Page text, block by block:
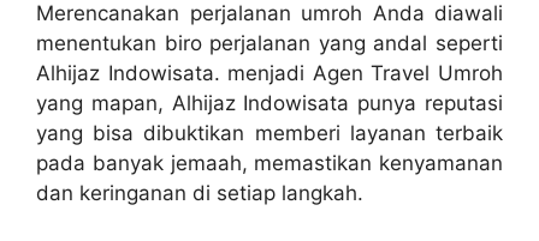
Merencanakan perjalanan umroh Anda diawali
menentukan biro perjalanan yang andal seperti
Alhijaz Indowisata. menjadi Agen Travel Umroh
yang mapan, Alhijaz Indowisata punya reputasi
yang bisa dibuktikan memberi layanan terbaik
pada banyak jemaah, memastikan kenyamanan
dan keringanan di setiap langkah.